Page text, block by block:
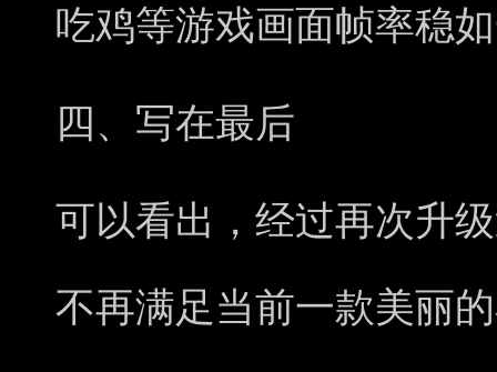
吃鸡等游戏画面帧率稳
四、写在最后
可以看出，经过再次升
不再满足当前一款美丽